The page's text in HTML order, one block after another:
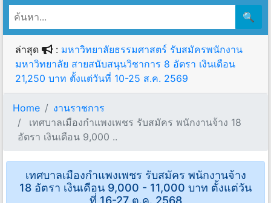
🔍
ล่าสุด : มหาวิทยาลัยธรรมศาสตร์ รับสมัครพนักงาน
มหาวิทยาลัย สายสนับสนุนวิชาการ 8 อัตรา เงินเดือน
21,250 บาท ตั้งแต่วันที่ 10-25 ส.ค. 2569
Home
งานราชการ
เทศบาลเมืองกําแพงเพชร รับสมัคร พนักงานจ้าง 18
อัตรา เงินเดือน 9,000 ..
เทศบาลเมืองกําแพงเพชร รับสมัคร พนักงานจ้าง
18 อัตรา เงินเดือน 9,000 - 11,000 บาท ตั้งแต่วัน
ที่ 16-27 ต.ค. 2568